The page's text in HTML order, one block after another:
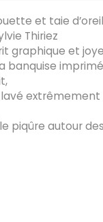
et taie
Thiriez
graphique et
banquise
extrêmement
piqûre autour